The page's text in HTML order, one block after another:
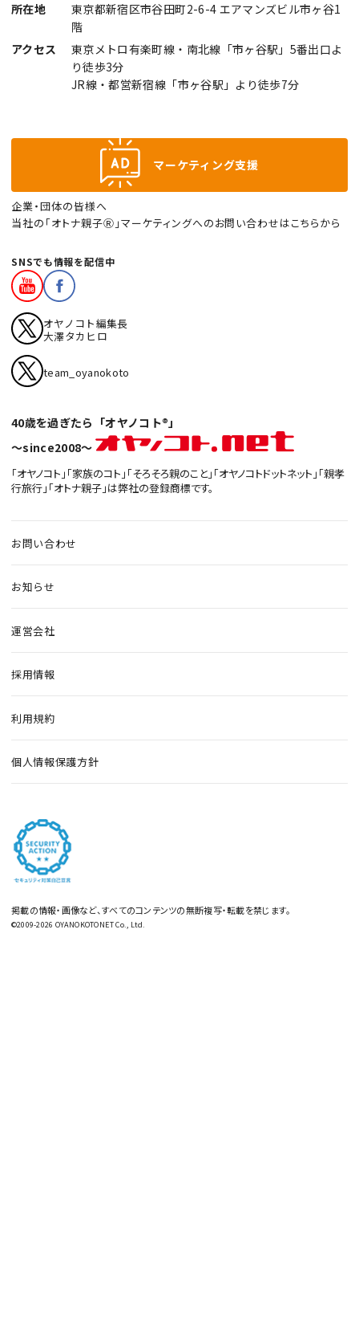
40歳を過ぎたら「オヤノコト®」
〜since2008〜
「オヤノコト」「家族のコト」「そろそろ親のこと」「オヤノコトドットネット」「親孝
行旅行」「オトナ親子」は弊社の登録商標です。
お問い合わせ
お知らせ
運営会社
採用情報
利用規約
個人情報保護方針
掲載の情報・画像など、すべてのコンテンツの無断複写・転載を禁じます。
©2009-2026 OYANOKOTONET Co., Ltd.
所在地
東京都新宿区市谷田町2-6-4 エアマンズビル市ヶ谷1
階
アクセス
東京メトロ有楽町線・南北線「市ヶ谷駅」5番出口よ
り徒歩3分
JR線・都営新宿線「市ヶ谷駅」より徒歩7分
マーケティング支援
企業・団体の皆様へ
当社の「オトナ親子Ⓡ」マーケティングへのお問い合わせはこちらから
SNSでも情報を配信中
オヤノコト編集長
大澤タカヒロ
team_oyanokoto